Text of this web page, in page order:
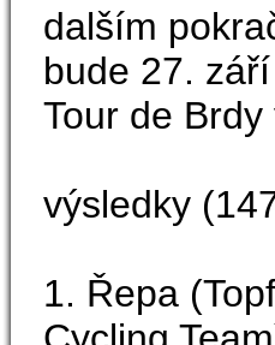
dalším
bude 27.
Tour de
výsledky
1. Řepa